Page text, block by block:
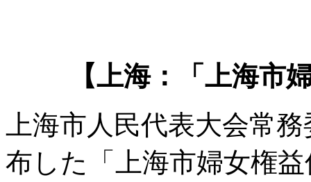
【上海：「上海市
上海市人民代表大会常
布した「上海市婦女権